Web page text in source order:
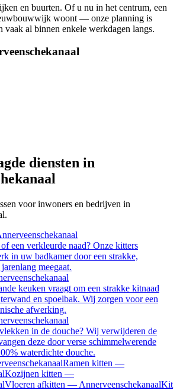
en buurten. Of u nu in het centrum, een
woont — onze planning is
vaak al binnen enkele werkdagen langs.
diensten in
voor inwoners en bedrijven in
.
een verkleurde naad? Onze kitters
in uw badkamer door een strakke,
meegaat.
keuken vraagt om een strakke kitnaad
en spoelbak. Wij zorgen voor een
afwerking.
in de douche? Wij verwijderen de
deze door verse schimmelwerende
waterdichte douche.
Ramen kitten —
Kozijnen kitten —
Vloeren afkitten — AnnerveenschekanaalKit